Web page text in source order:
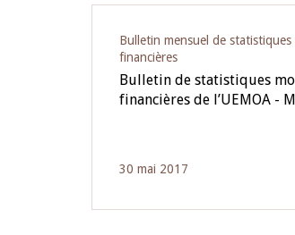
Bulletin mensuel de
financières
Bulletin de statistiques
financières de l’UEMOA -
30 mai 2017